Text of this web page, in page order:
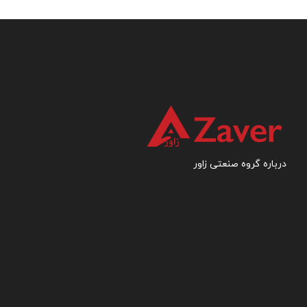
درباره گروه صنعتی زاور